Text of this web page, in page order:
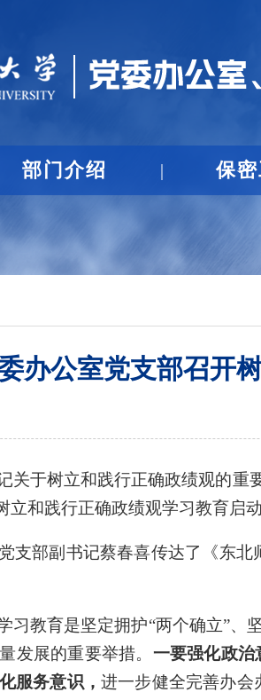
部门介绍 | 保
办公室党支部召开
关于树立和践行正确政绩观的重
立和践行正确政绩观学习教育启
支部副书记蔡春喜传达了《东北
习教育是坚定拥护“两个确立”、
发展的重要举措。 一要强化政治
服务意识，进一步健全完善办会